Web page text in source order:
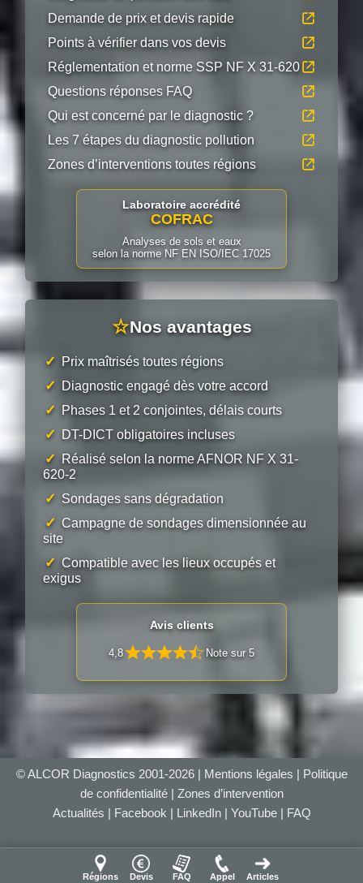
Demande de prix et devis rapide
Points à vérifier dans vos devis
Réglementation et norme SSP NF X 31-620
Questions réponses FAQ
Qui est concerné par le diagnostic ?
Les 7 étapes du diagnostic pollution
Zones d’interventions toutes régions
Laboratoire accrédité
COFRAC
Analyses de sols et eaux
selon la norme NF EN ISO/IEC 17025
☆Nos avantages
✓ Prix maîtrisés toutes régions
✓ Diagnostic engagé dès votre accord
✓ Phases 1 et 2 conjointes, délais courts
✓ DT-DICT obligatoires incluses
✓
Réalisé selon la norme AFNOR NF X 31-
620-2
✓ Sondages sans dégradation
✓ Campagne de sondages dimensionnée au
site
✓ Compatible avec les lieux occupés et
exigus
Avis clients
4,8 Note sur 5
© ALCOR Diagnostics 2001-2026 | Mentions légales | Politique
de confidentialité| Zones d’intervention
Actualités | Facebook | LinkedIn| YouTube| FAQ
Régions Devis FAQ Appel Articles